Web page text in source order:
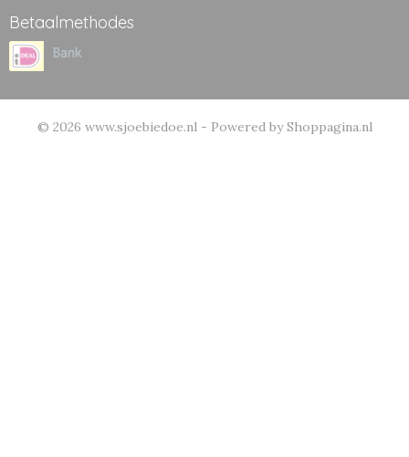
Betaalmethodes
© 2026 www.sjoebiedoe.nl - Powered by Shoppagina.nl